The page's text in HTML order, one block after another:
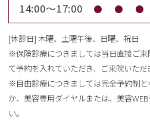
14:00～17:00 ● ● ●
[休診日] 木曜、土曜午後、日曜、祝日
※保険診療につきましては当日直接ご
て予約を入れていただき、ご来院いただ
※自由診療につきましては完全予約制と
か、美容専用ダイヤルまたは、美容
い。